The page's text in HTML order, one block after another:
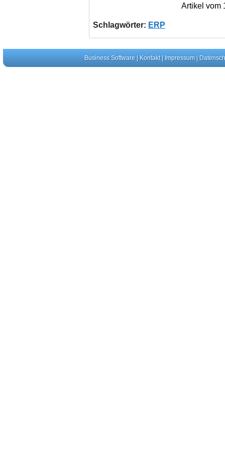
Artikel vom
Schlagwörter: ERP
Business Software| Kontakt| Impressum|